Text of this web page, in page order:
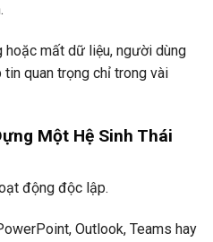
hoặc mất dữ liệu, người dùng
quan trọng chỉ trong vài
Một Hệ Sinh Thái
động độc lập.
Outlook, Teams hay